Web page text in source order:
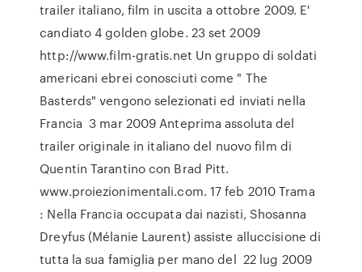
trailer italiano, film in uscita a ottobre 2009. E'
candiato 4 golden globe. 23 set 2009
http://www.film-gratis.net Un gruppo di soldati
americani ebrei conosciuti come " The
Basterds" vengono selezionati ed inviati nella
Francia 3 mar 2009 Anteprima assoluta del
trailer originale in italiano del nuovo film di
Quentin Tarantino con Brad Pitt.
www.proiezionimentali.com. 17 feb 2010 Trama
: Nella Francia occupata dai nazisti, Shosanna
Dreyfus (Mélanie Laurent) assiste alluccisione di
tutta la sua famiglia per mano del 22 lug 2009